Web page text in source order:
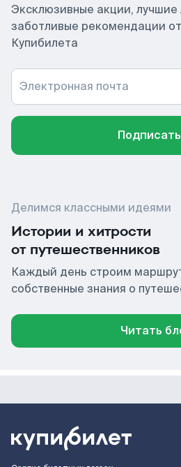
Эксклюзивные акции, лучшие
заботливые рекомендации
Купибилета
Электронная почта
Делимся классными идеями
Истории и хитрости
от путешественников
Каждый день строим
собственные знания о
Читать